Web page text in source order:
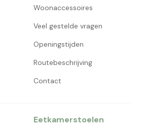
Woonaccessoires
Veel gestelde vragen
Openingstijden
Routebeschrijving
Contact
Eetkamerstoelen